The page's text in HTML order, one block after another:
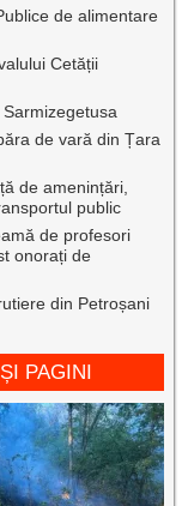
de alimentare
Cetății
de vară din Țara
de amenințări,
public
de profesori
onorați de
din Petroșani
PAGINI